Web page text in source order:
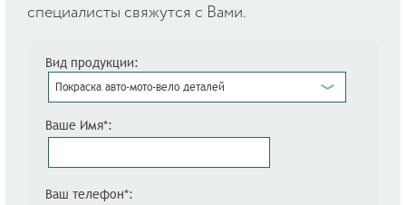
специалисты свяжутся с Вами.
Вид продукции:
Покраска авто-мото-вело деталей
Ваше Имя*:
Ваш телефон*: